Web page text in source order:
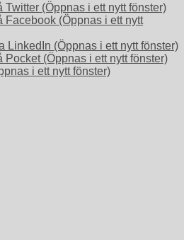
Twitter (Öppnas i ett nytt fönster)
Facebook (Öppnas i ett nytt
LinkedIn (Öppnas i ett nytt fönster)
Pocket (Öppnas i ett nytt fönster)
i ett nytt fönster)